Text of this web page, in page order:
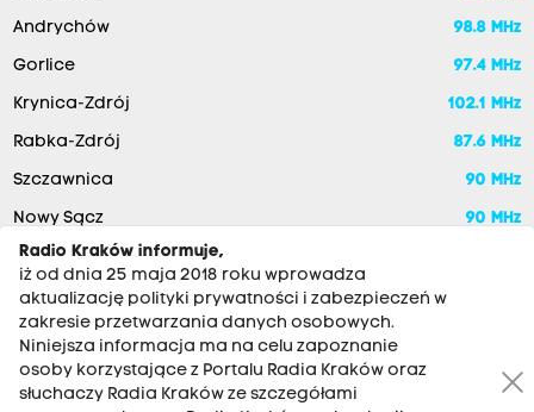
Andrychów 98.8 MHz
Gorlice 97.4 MHz
Krynica-Zdrój 102.1 MHz
Rabka-Zdrój 87.6 MHz
Szczawnica 90 MHz
Nowy Sącz
90 MHz
Radio Kraków informuje,
iż od dnia 25 maja 2018 roku wprowadza
aktualizację polityki prywatności i zabezpieczeń w
zakresie przetwarzania danych osobowych.
Niniejsza informacja ma na celu zapoznanie
osoby korzystające z Portalu Radia Kraków oraz
słuchaczy Radia Kraków ze szczegółami